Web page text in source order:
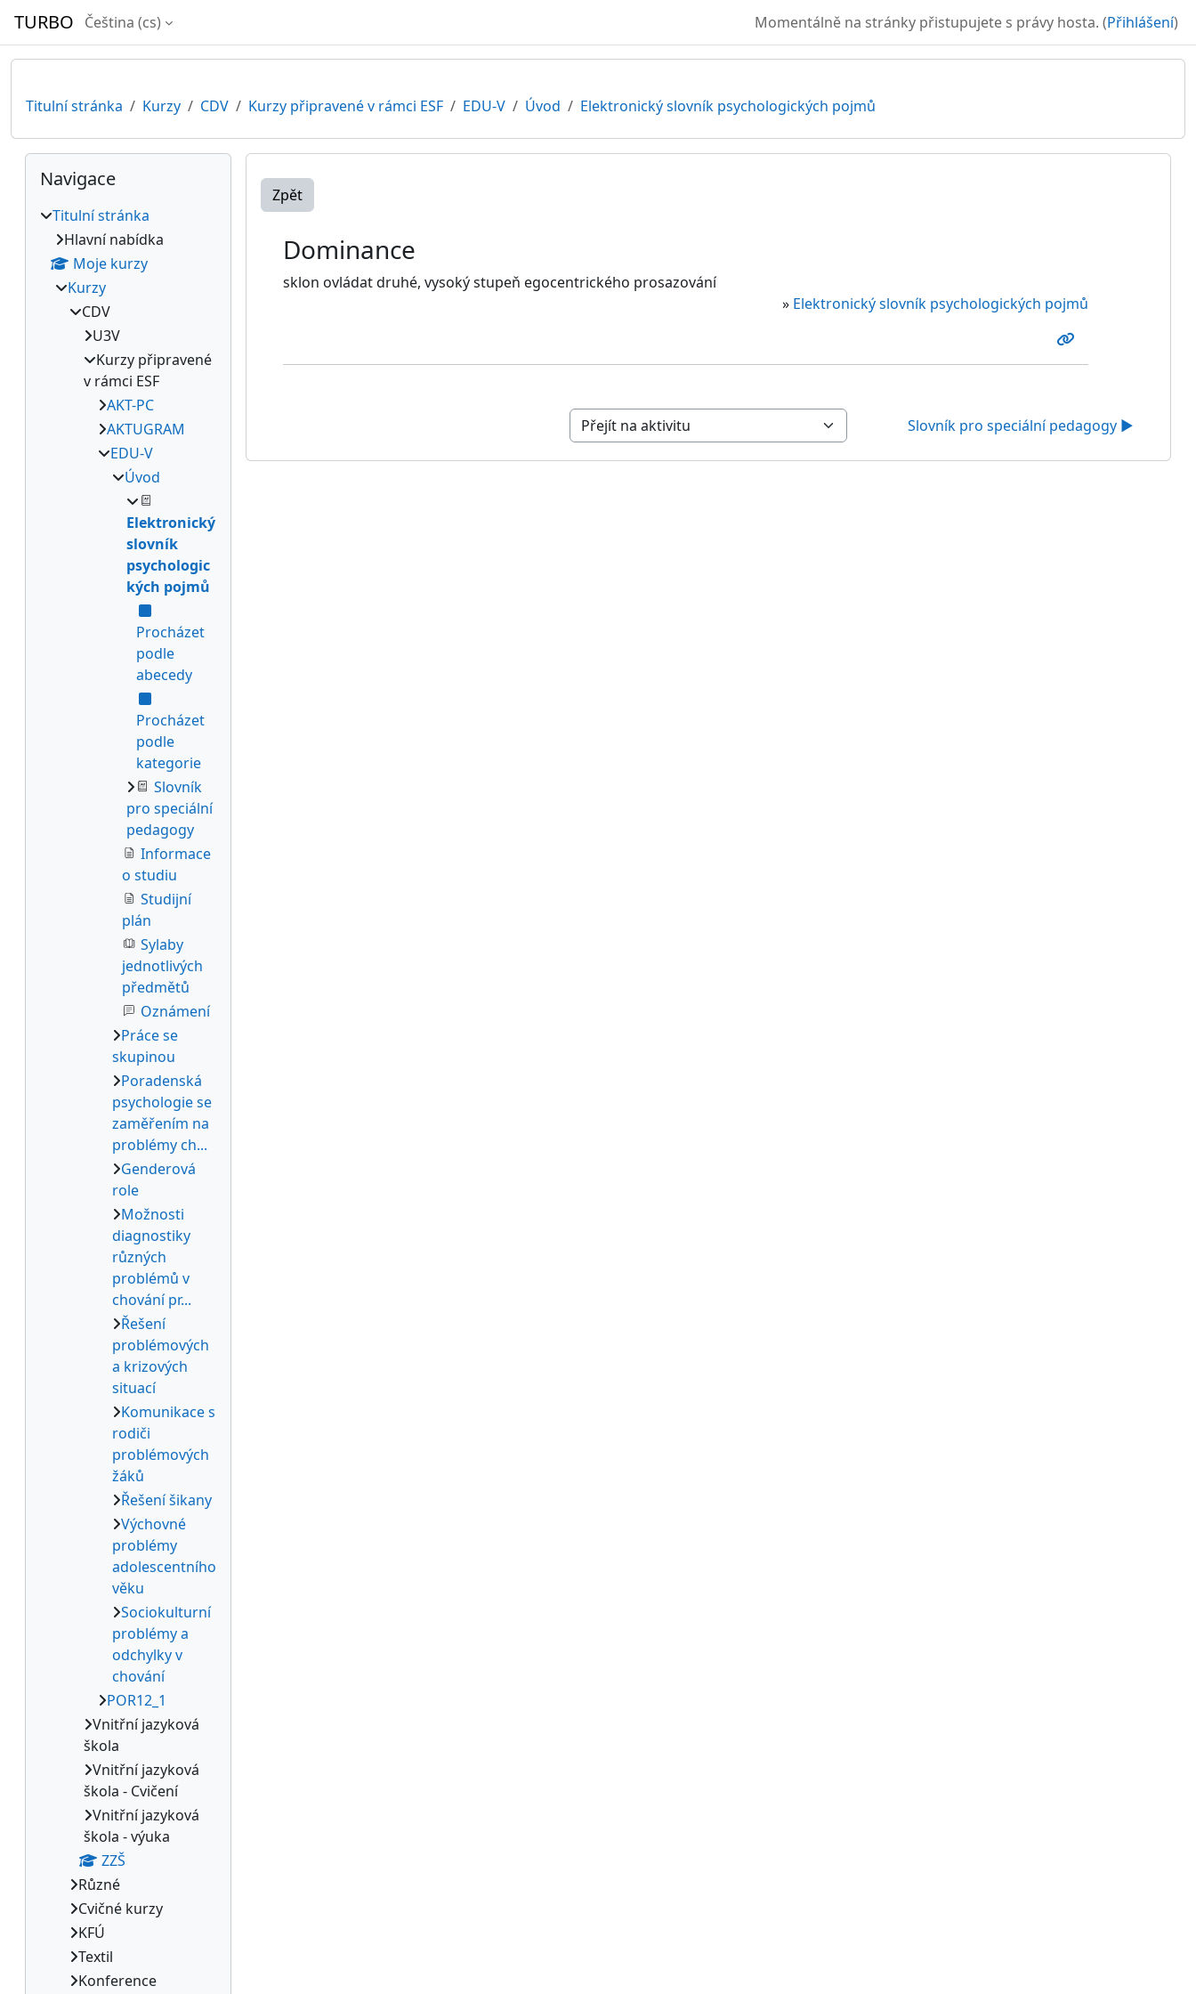
Přejít k hlavnímu obsahu
TURBO Čeština ‎(cs)‎ Momentálně na stránky přistupujete s právy hosta. (Přihlášení)
Titulní stránka Kurzy CDV Kurzy připravené v rámci ESF EDU-V Úvod Elektronický slovník psychologických pojmů
Zpět
Dominance
sklon ovládat druhé, vysoký stupeň egocentrického prosazování
» Elektronický slovník psychologických pojmů
Přejít na aktivitu Slovník pro speciální pedagogy ▶︎
Bloky
Přeskočit: Navigace
Navigace
Titulní stránka
Hlavní nabídka
Moje kurzy
Kurzy
CDV
U3V
Kurzy připravené
v rámci ESF
AKT-PC
AKTUGRAM
EDU-V
Úvod
Elektronický
slovník
psychologic
kých pojmů
Procházet
podle
abecedy
Procházet
podle
kategorie
Slovník
pro speciální
pedagogy
Informace
o studiu
Studijní
plán
Sylaby
jednotlivých
předmětů
Oznámení
Práce se
skupinou
Poradenská
psychologie se
zaměřením na
problémy ch...
Genderová
role
Možnosti
diagnostiky
různých
problémů v
chování pr...
Řešení
problémových
a krizových
situací
Komunikace s
rodiči
problémových
žáků
Řešení šikany
Výchovné
problémy
adolescentního
věku
Sociokulturní
problémy a
odchylky v
chování
POR12_1
Vnitřní jazyková
škola
Vnitřní jazyková
škola - Cvičení
Vnitřní jazyková
škola - výuka
ZZŠ
Různé
Cvičné kurzy
KFÚ
Textil
Konference